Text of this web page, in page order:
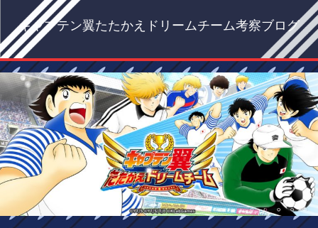
キャプテン翼たたかえドリームチーム考察ブログ